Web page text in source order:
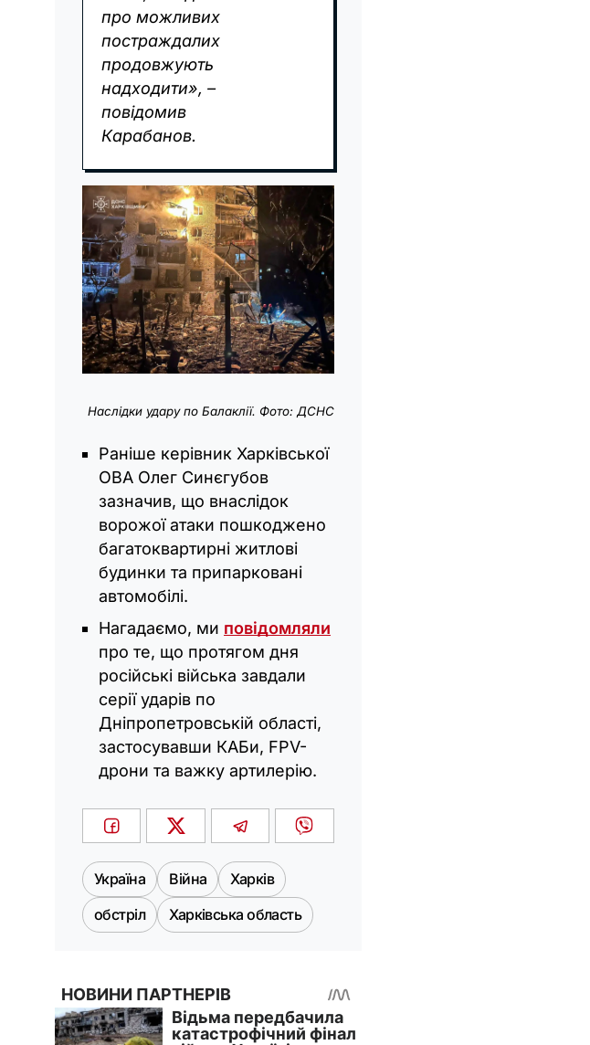
про можливих
постраждалих
продовжують
надходити», –
повідомив
Карабанов.
Наслідки удару по Балаклії. Фото: ДСНС
Раніше керівник Харківської
ОВА Олег Синєгубов
зазначив, що внаслідок
ворожої атаки пошкоджено
багатоквартирні житлові
будинки та припарковані
автомобілі.
Нагадаємо, ми повідомляли
про те, що протягом дня
російські війська завдали
серії ударів по
Дніпропетровській області,
застосувавши КАБи, FPV-
дрони та важку артилерію.
Україна Війна
Харків
обстріл
Харківська область